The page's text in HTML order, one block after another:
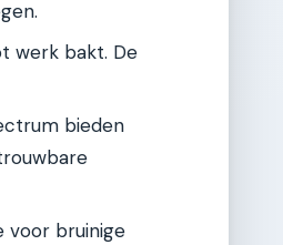
werk bakt. De
bieden
voor bruinige